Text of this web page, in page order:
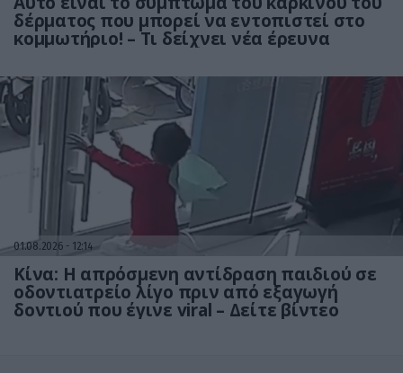
δέρματος που μπορεί να εντοπιστεί στο
κομμωτήριο! – Τι δείχνει νέα έρευνα
01.08.2026 12:14
Κίνα: Η απρόσμενη αντίδραση παιδιού σε
οδοντιατρείο λίγο πριν από εξαγωγή
δοντιού που έγινε viral – Δείτε βίντεο